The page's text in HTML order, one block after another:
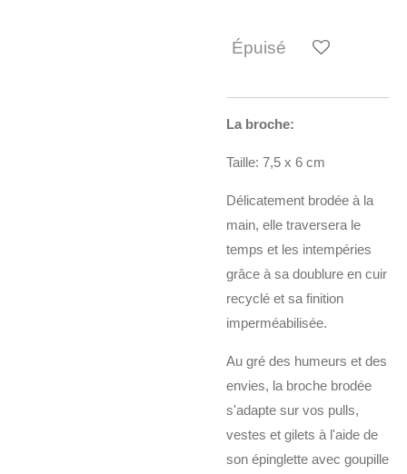
Épuisé
La broche:
Taille: 7,5 x 6 cm
Délicatement brodée à la
main, elle traversera le
temps et les intempéries
grâce à sa doublure en cuir
recyclé et sa finition
imperméabilisée.
Au gré des humeurs et des
envies, la broche brodée
s'adapte sur vos pulls,
vestes et gilets à l'aide de
son épinglette avec goupille